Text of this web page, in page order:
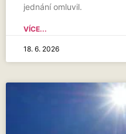
jednání omluvil.
VÍCE...
18. 6. 2026